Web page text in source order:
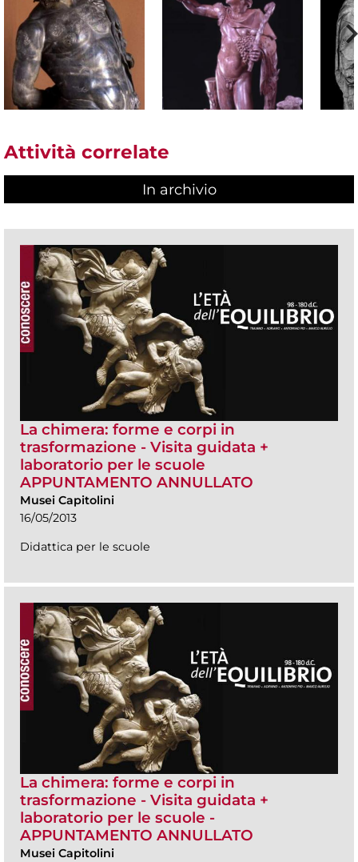
Attività correlate
In archivio
La chimera: forme e corpi in
trasformazione - Visita guidata +
laboratorio per le scuole
APPUNTAMENTO ANNULLATO
Musei Capitolini
16/05/2013
Didattica per le scuole
La chimera: forme e corpi in
trasformazione - Visita guidata +
laboratorio per le scuole -
APPUNTAMENTO ANNULLATO
Musei Capitolini